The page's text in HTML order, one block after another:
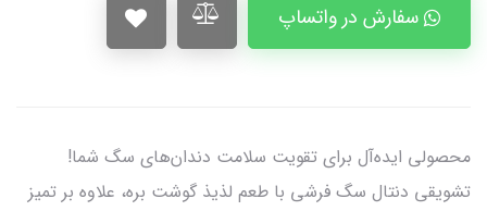
سفارش در واتساپ
محصولی ایده‌آل برای تقویت سلامت دندان‌های سگ شما!
تشویقی دنتال سگ فرشی با طعم لذیذ گوشت بره، علاوه بر تمیز